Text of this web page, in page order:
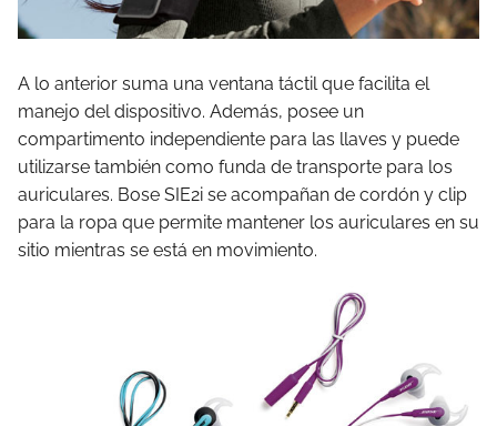
A lo anterior suma una ventana táctil que facilita el
manejo del dispositivo. Además, posee un
compartimento independiente para las llaves y puede
utilizarse también como funda de transporte para los
auriculares. Bose SIE2i se acompañan de cordón y clip
para la ropa que permite mantener los auriculares en su
sitio mientras se está en movimiento.